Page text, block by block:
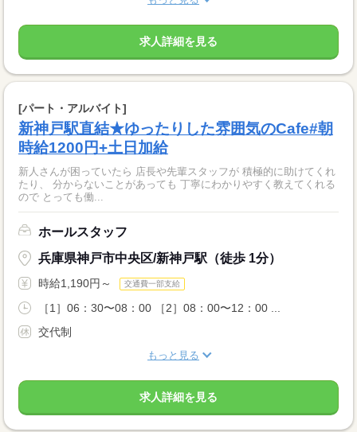
求人詳細を見る
[パート・アルバイト]
新神戸駅直結★ゆったりした雰囲気のCafe#朝
時給1200円+土日加給
新人さんが困っていたら 店長や先輩スタッフが 積極的に助けてくれ
たり、 分からないことがあっても 丁寧にわかりやすく教えてくれる
ので とっても働...
ホールスタッフ
兵庫県神戸市中央区/新神戸駅（徒歩 1分）
時給1,190円～ 交通費一部支給
［1］06：30〜08：00 ［2］08：00〜12：00 ...
交代制
もっと見る
求人詳細を見る